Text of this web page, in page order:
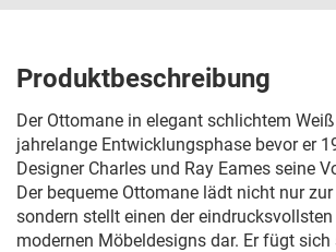
Produktbeschreibung
Der Ottomane in elegant schlichtem
jahrelange Entwicklungsphase bevor er
Designer Charles und Ray Eames seine
Der bequeme Ottomane lädt nicht nur
sondern stellt einen der
modernen Möbeldesigns dar. Er fügt